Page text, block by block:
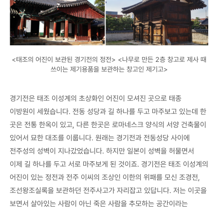
<태조의 어진이 보관된 경기전의 정전> <나무로 만든 2층 창고로 제사 때
쓰이는 제기용품을 보관하는 창고인 제기고>
경기전은 태조 이성계의 초상화인 어진이 모셔진 곳으로 태종
이방원이 세웠습니다. 전동 성당과 길 하나를 두고 마주보고 있는데 한
곳은 전통 한옥이 있고, 다른 한곳은 로마네스크 양식의 서양 건축물이
있어서 묘한 대조를 이룹니다. 원래는 경기전과 전동성당 사이에
전주성의 성벽이 지나갔었습니다. 하지만 일본이 성벽을 허물면서
이제 길 하나를 두고 서로 마주보게 된 것이죠. 경기전은 태조 이성계의
어진이 있는 정전과 전주 이씨의 조상인 이한의 위패를 모신 조경전,
조선왕조실록을 보관하던 전주사고가 자리잡고 있답니다. 저는 이곳을
보면서 살아있는 사람이 아닌 죽은 사람을 추모하는 공간이라는